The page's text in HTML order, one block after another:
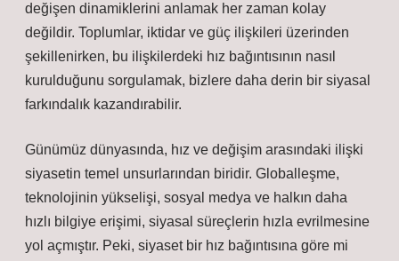
değişen dinamiklerini anlamak her zaman kolay
değildir. Toplumlar, iktidar ve güç ilişkileri üzerinden
şekillenirken, bu ilişkilerdeki hız bağıntısının nasıl
kurulduğunu sorgulamak, bizlere daha derin bir siyasal
farkındalık kazandırabilir.
Günümüz dünyasında, hız ve değişim arasındaki ilişki
siyasetin temel unsurlarından biridir. Globalleşme,
teknolojinin yükselişi, sosyal medya ve halkın daha
hızlı bilgiye erişimi, siyasal süreçlerin hızla evrilmesine
yol açmıştır. Peki, siyaset bir hız bağıntısına göre mi